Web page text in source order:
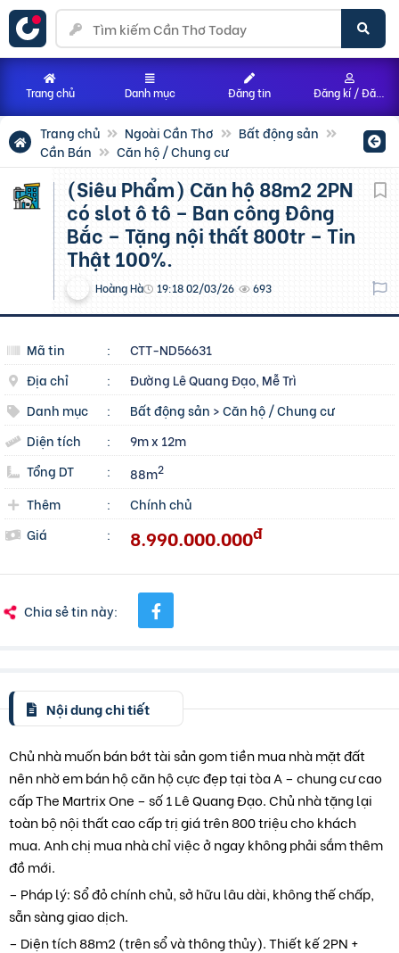
Trang chủ Ngoài Cần Thơ
Bất động sản
Cần Bán
Căn hộ / Chung cư
(Siêu Phẩm) Căn hộ 88m2 2PN
có slot ô tô – Ban công Đông
Bắc – Tặng nội thất 800tr – Tin
Thật 100%.
Hoàng Hà 19:18 02/03/26 693
Mã tin :
CTT-ND56631
Địa chỉ
:
Đường Lê Quang Đạo, Mễ Trì
Danh mục
: Bất động sản >Căn hộ / Chung cư
Diện tích
:
9m x 12m
Tổng DT
: 88m2
Thêm :
Chính chủ
Giá
: 8.990.000.000đ
Chia sẻ tin này:
Nội dung chi tiết
Chủ nhà muốn bán bớt tài sản gom tiền mua nhà mặt đất
nên nhờ em bán hộ căn hộ cực đẹp tại tòa A – chung cư cao
cấp The Martrix One – số 1 Lê Quang Đạo. Chủ nhà tặng lại
toàn bộ nội thất cao cấp trị giá trên 800 triệu cho khách
mua. Anh chị mua nhà chỉ việc ở ngay không phải sắm thêm
đồ mới.
– Pháp lý: Sổ đỏ chính chủ, sở hữu lâu dài, không thế chấp,
sẵn sàng giao dịch.
– Diện tích 88m2 (trên sổ và thông thủy). Thiết kế 2PN +
Trang chủ Danh mục Đăng tin